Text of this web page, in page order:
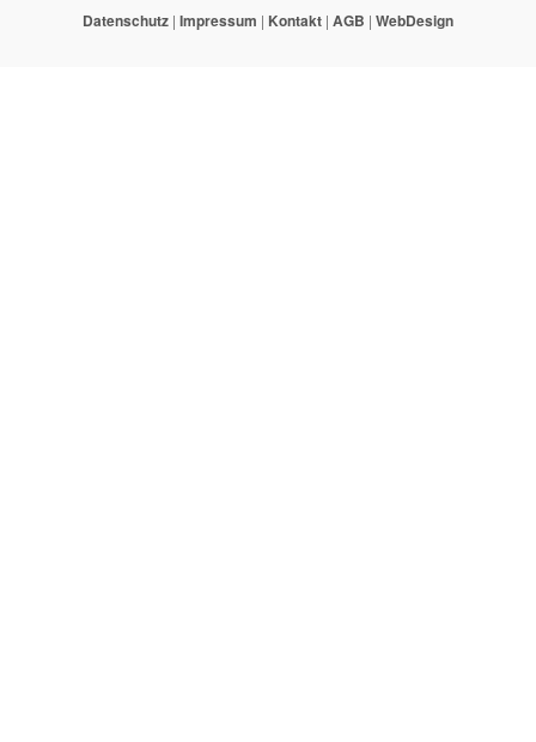
Datenschutz | Impressum | Kontakt | AGB | WebDesign